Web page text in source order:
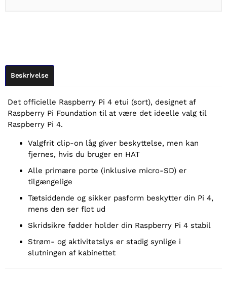
Beskrivelse
Det officielle Raspberry Pi 4 etui (sort), designet af
Raspberry Pi Foundation til at være det ideelle valg til
Raspberry Pi 4.
Valgfrit clip-on låg giver beskyttelse, men kan
fjernes, hvis du bruger en HAT
Alle primære porte (inklusive micro-SD) er
tilgængelige
Tætsiddende og sikker pasform beskytter din Pi 4,
mens den ser flot ud
Skridsikre fødder holder din Raspberry Pi 4 stabil
Strøm- og aktivitetslys er stadig synlige i
slutningen af kabinettet